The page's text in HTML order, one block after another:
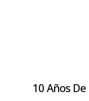
10 Años